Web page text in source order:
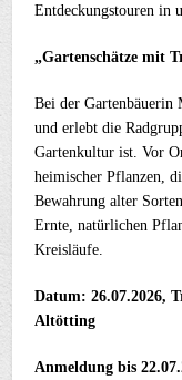
Entdeckungstouren in
„Gartenschätze mit
Bei der Gartenbäuerin
und erlebt die
Gartenkultur ist. Vor
heimischer Pflanzen,
Bewahrung alter
Ernte, natürlichen
Kreisläufe.
Datum: 26.07.2026,
Altötting
Anmeldung bis